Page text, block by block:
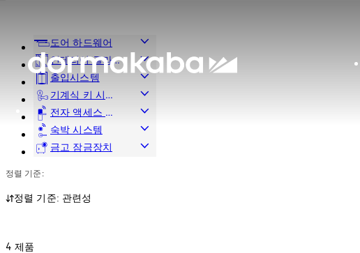
도어 하드웨어
인테리어 글라
스 시스템
출입시스템
기계식 키 시스
템
전자 액세스 및
데이터
숙박 시스템
금고 잠금장치
정렬 기준:
정렬 기준: 관련성
4 제품